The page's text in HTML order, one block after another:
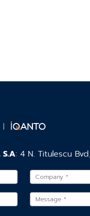
S.A: 4 N. Titulescu